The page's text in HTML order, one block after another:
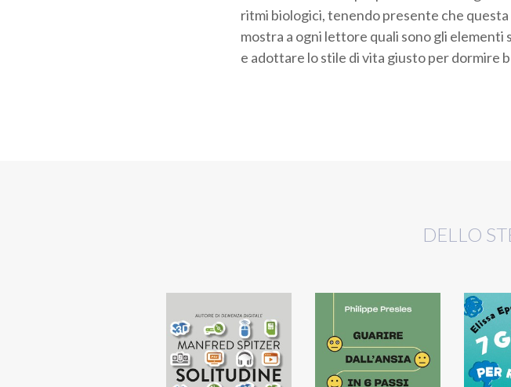
ritmi biologici, tenendo presente che questa
mostra a ogni lettore quali sono gli
e adottare lo stile di vita giusto per dormire
DELLO